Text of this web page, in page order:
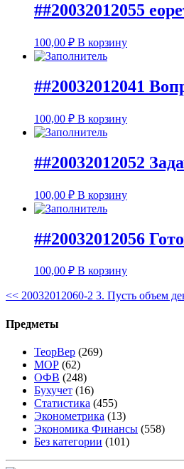
##20032012055
100,00 ₽ В корзину
##20032012041
100,00 ₽ В корзину
##20032012052
100,00 ₽ В корзину
##20032012056
100,00 ₽ В корзину
<< 20032012060-2 3. Пусть объем
Предметы
ТеорВер (269)
МОР (62)
ОФВ (248)
Бухучет (16)
Статистика (455)
Эконометрика (13)
Экономика Финансы (558)
Без категории (101)